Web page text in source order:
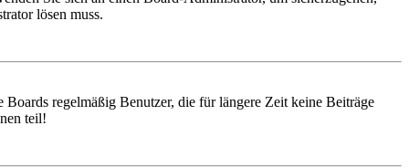
lösen muss.
regelmäßig Benutzer, die für längere Zeit keine Beiträge
teil!